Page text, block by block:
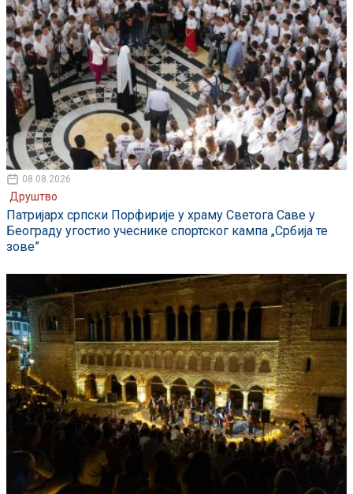
08.08.2026
Друштво
Патријарх српски Порфирије у храму Светога Саве у
Београду угостио учеснике спортског кампа „Србија те
зове”